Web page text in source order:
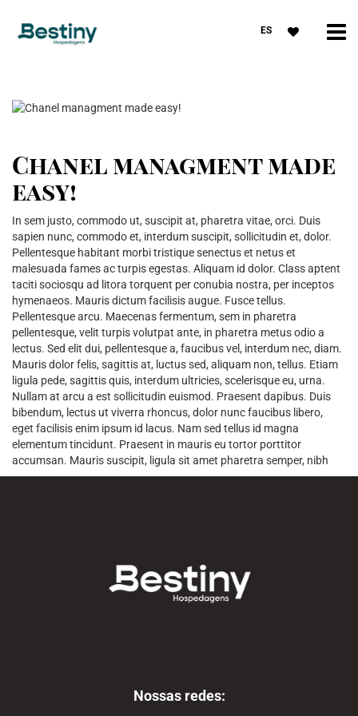
ES
Chanel managment made
easy!
In sem justo, commodo ut, suscipit at, pharetra vitae, orci. Duis
sapien nunc, commodo et, interdum suscipit, sollicitudin et, dolor.
Pellentesque habitant morbi tristique senectus et netus et
malesuada fames ac turpis egestas. Aliquam id dolor. Class aptent
taciti sociosqu ad litora torquent per conubia nostra, per inceptos
hymenaeos. Mauris dictum facilisis augue. Fusce tellus.
Pellentesque arcu. Maecenas fermentum, sem in pharetra
pellentesque, velit turpis volutpat ante, in pharetra metus odio a
lectus. Sed elit dui, pellentesque a, faucibus vel, interdum nec, diam.
Mauris dolor felis, sagittis at, luctus sed, aliquam non, tellus. Etiam
ligula pede, sagittis quis, interdum ultricies, scelerisque eu, urna.
Nullam at arcu a est sollicitudin euismod. Praesent dapibus. Duis
bibendum, lectus ut viverra rhoncus, dolor nunc faucibus libero,
eget facilisis enim ipsum id lacus. Nam sed tellus id magna
elementum tincidunt. Praesent in mauris eu tortor porttitor
accumsan. Mauris suscipit, ligula sit amet pharetra semper, nibh
Nossas redes: